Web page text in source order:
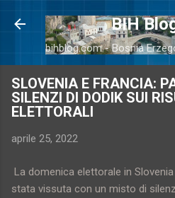
Passa ai
BIH
bihblog.com - Bosnia
SLOVENIA E FRANCIA:
SILENZI DI DODIK SUI
ELETTORALI
aprile 25, 2022
La domenica elettorale in
stata vissuta con un misto di